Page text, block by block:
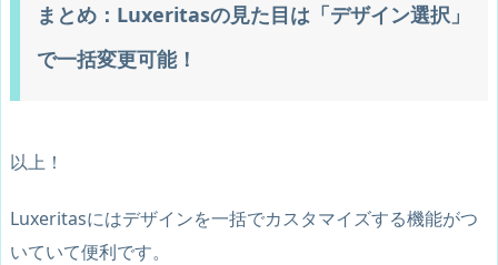
まとめ：Luxeritasの見た目は「デザイン選択」
で一括変更可能！
以上！
Luxeritasにはデザインを一括でカスタマイズする機能がつ
いていて便利です。